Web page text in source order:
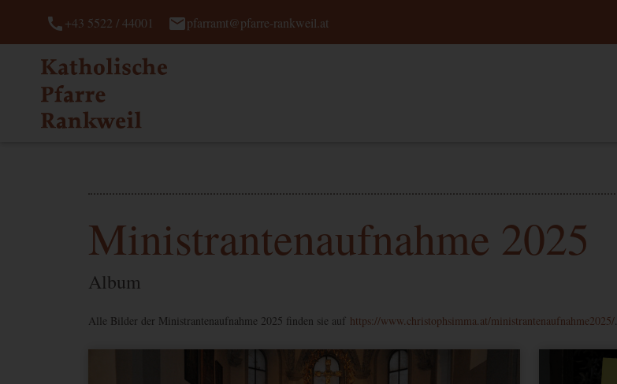
call+43 5522 / 44001 mailpfarramt@pfarre-rankweil.at
Ministrantenaufnahme 2025
Album
Alle Bilder der Ministrantenaufnahme 2025 finden sie auf https://www.christophsimma.at/ministrantenaufnahme2025/.